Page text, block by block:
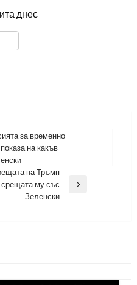
днес
за временно
на какъв
на Тръмп
му със
Зеленски